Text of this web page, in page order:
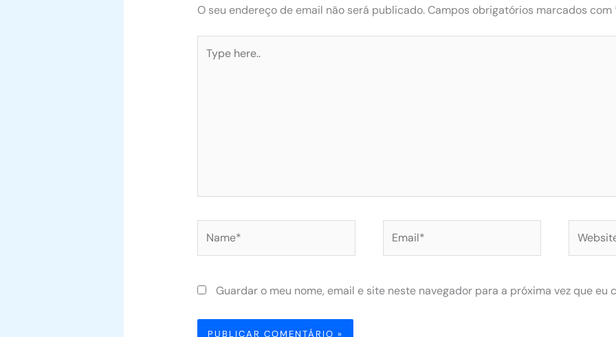
O seu endereço de email não será publicado. Campos obrigatórios marcados com
here..
Guardar o meu nome, email e site neste navegador para a próxima vez que eu